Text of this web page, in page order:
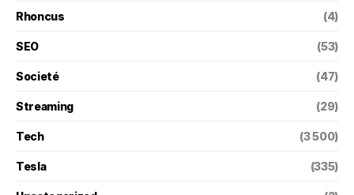
Rhoncus (4)
SEO (53)
Societé (47)
Streaming (29)
Tech (3 500)
Tesla (335)